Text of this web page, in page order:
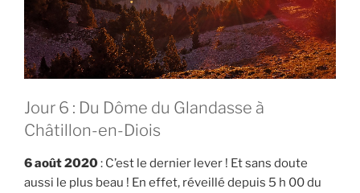
Jour 6 : Du Dôme du Glandasse à
Châtillon-en-Diois
6 août 2020: C’est le dernier lever ! Et sans doute
aussi le plus beau ! En effet, réveillé depuis 5 h 00 du